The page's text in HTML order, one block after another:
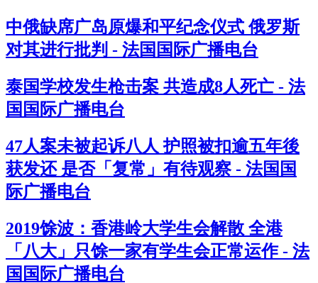
中俄缺席广岛原爆和平纪念仪式 俄罗斯
对其进行批判 - 法国国际广播电台
泰国学校发生枪击案 共造成8人死亡 - 法
国国际广播电台
47人案未被起诉八人 护照被扣逾五年後
获发还 是否「复常」有待观察 - 法国国
际广播电台
2019馀波：香港岭大学生会解散 全港
「八大」只馀一家有学生会正常运作 - 法
国国际广播电台